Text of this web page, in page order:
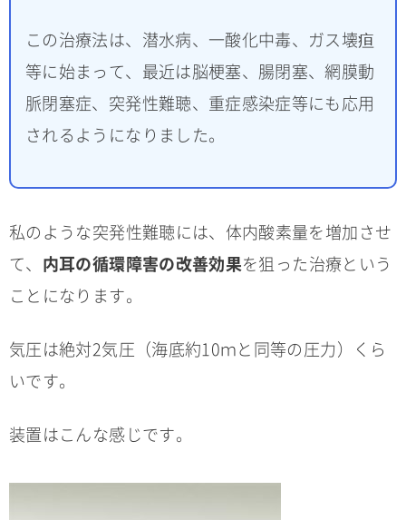
この治療法は、潜水病、一酸化中毒、ガス壊疸
等に始まって、最近は脳梗塞、腸閉塞、網膜動
脈閉塞症、突発性難聴、重症感染症等にも応用
されるようになりました。
私のような突発性難聴には、体内酸素量を増加させ
て、 内耳の循環障害の改善効果を狙った治療という
ことになります。
気圧は絶対2気圧（海底約10ｍと同等の圧力）くら
いです。
装置はこんな感じです。